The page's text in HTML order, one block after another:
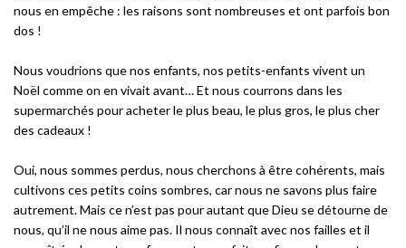
nous en empêche : les raisons sont nombreuses et ont parfois bon
dos !
Nous voudrions que nos enfants, nos petits-enfants vivent un
Noël comme on en vivait avant… Et nous courrons dans les
supermarchés pour acheter le plus beau, le plus gros, le plus cher
des cadeaux !
Oui, nous sommes perdus, nous cherchons à être cohérents, mais
cultivons ces petits coins sombres, car nous ne savons plus faire
autrement. Mais ce n’est pas pour autant que Dieu se détourne de
nous, qu’il ne nous aime pas. Il nous connaît avec nos failles et il